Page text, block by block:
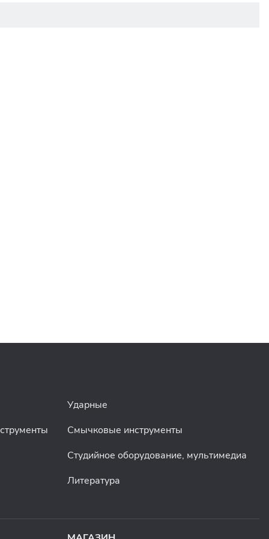
Ударные
Смычковые инструменты
Студийное оборудование, мультимедиа
Литература